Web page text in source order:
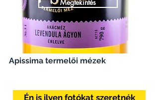
Megtekintés
Apissima termelői mézek
Én is ilyen fotókat szeretnék